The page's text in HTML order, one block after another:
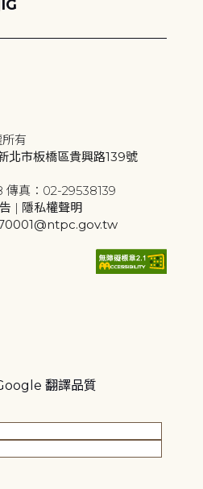
有
北市板橋區貴興路139號
真：02-29538139
| 隱私權聲明
翻譯品質